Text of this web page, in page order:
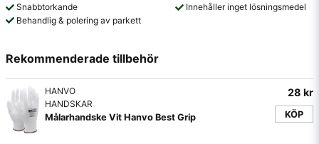
Snabbtorkande
Innehåller inget lösningsmedel
Behandlig & polering av parkett
Rekommenderade tillbehör
HANVO
HANDSKAR
Målarhandske Vit Hanvo Best Grip
28 kr
KÖP